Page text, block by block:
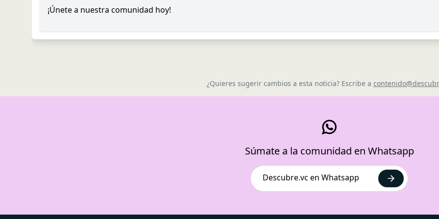
¡Únete a nuestra comunidad hoy!
¿Quieres sugerir cambios a esta noticia? Escribe a
Súmate a la comunidad en Whatsapp
Descubre.vc en Whatsapp